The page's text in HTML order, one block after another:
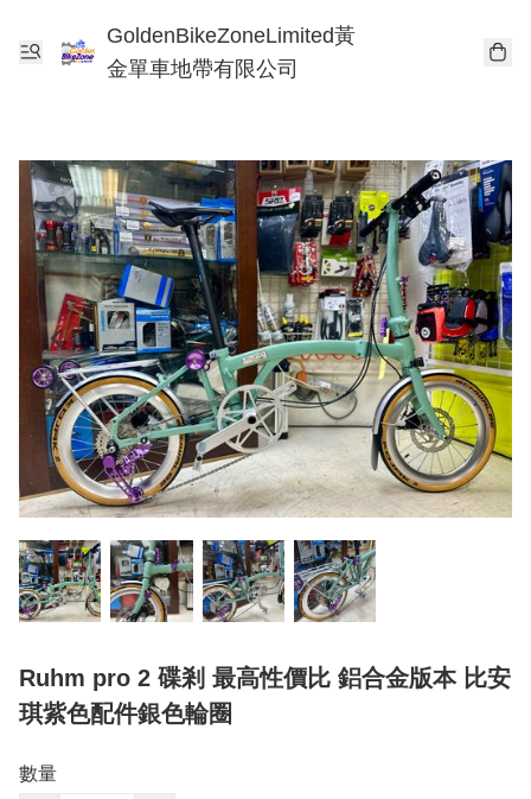
GoldenBikeZoneLimited黃
金單車地帶有限公司
Ruhm pro 2 碟剎 最高性價比 鋁合金版本 比安
琪紫色配件銀色輪圈
數量